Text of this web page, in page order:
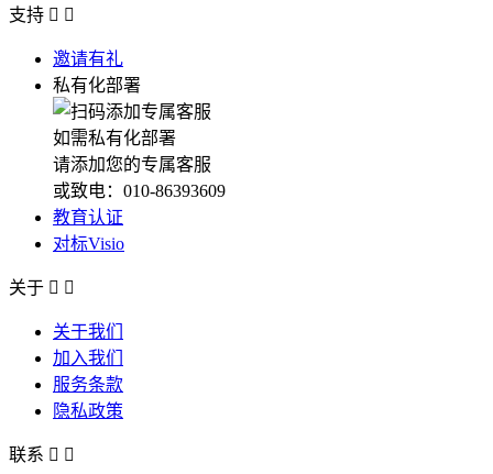
支持  
邀请有礼
私有化部署
如需私有化部署
请添加您的专属客服
或致电：010-86393609
教育认证
对标Visio
关于  
关于我们
加入我们
服务条款
隐私政策
联系  